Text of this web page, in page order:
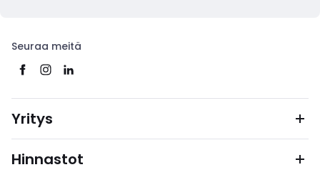
Seuraa meitä
Yritys
Hinnastot